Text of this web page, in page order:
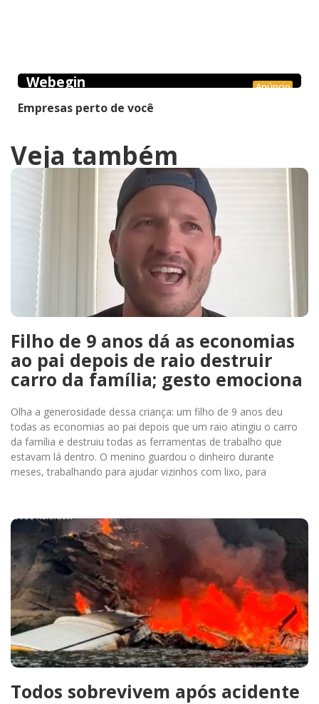
Anúncio
Webegin
Empresas perto de você
Veja também
Filho de 9 anos dá as economias
ao pai depois de raio destruir
carro da família; gesto emociona
Olha a generosidade dessa criança: um filho de 9 anos deu
todas as economias ao pai depois que um raio atingiu o carro
da família e destruiu todas as ferramentas de trabalho que
estavam lá dentro. O menino guardou o dinheiro durante
meses, trabalhando para ajudar vizinhos com lixo, para
Todos sobrevivem após acidente